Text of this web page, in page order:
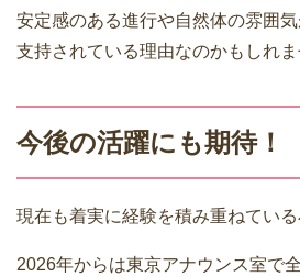
安定感のある進行や自然体の雰囲
支持されている理由なのかもしれま
今後の活躍にも期待！
現在も着実に経験を積み重ねている
2026年からは東京アナウンス室で